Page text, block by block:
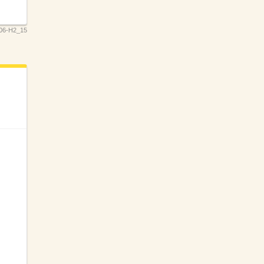
H2_15